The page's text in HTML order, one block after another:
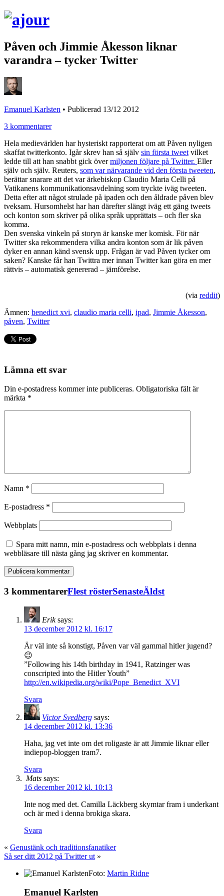
Påven och Jimmie Åkesson liknar
varandra – tycker Twitter
Emanuel Karlsten • Publicerad 13/12 2012
3 kommentarer
Hela medievärlden har hysteriskt rapporterat om att Påven nyligen
skaffat twitterkonto. Igår skrev han så själv sin första tweet vilket
ledde till att han snabbt gick övermiljonen följare på Twitter. Eller
själv och själv. Reuters, som var närvarande vid den första tweeten,
berättar snarare att det var ärkebiskop Claudio Maria Celli på
Vatikanens kommunikationsavdelning som tryckte iväg tweeten.
Detta efter att något strulade på ipaden och den åldrade påven blev
tveksam. Hursomhelst har han därefter slängt iväg ett gäng tweets
och konton som skriver på olika språk upprättats – och fler ska
komma.
Den svenska vinkeln på storyn är kanske mer komisk. För när
Twitter ska rekommendera vilka andra konton som är lik påven
dyker en annan känd svensk upp. Frågan är vad Påven tycker om
saken? Kanske får han Twittra mer innan Twitter kan göra en mer
rättvis – automatisk genererad – jämförelse.
(via reddit)
Ämnen: benedict xvi, claudio maria celli, ipad, Jimmie Åkesson,
påven, Twitter
Lämna ett svar
Din e-postadress kommer inte publiceras. Obligatoriska fält är
märkta *
Namn *
E-postadress *
Webbplats
Spara mitt namn, min e-postadress och webbplats i denna
webbläsare till nästa gång jag skriver en kommentar.
3 kommentarerFlest rösterSenasteÄldst
Erik says:
13 december 2012 kl. 16:17
Är väl inte så konstigt, Påven var väl gammal hitler jugend?
😉
”Following his 14th birthday in 1941, Ratzinger was
conscripted into the Hitler Youth”
http://en.wikipedia.org/wiki/Pope_Benedict_XVI
Svara
Victor Svedberg says:
14 december 2012 kl. 13:36
Haha, jag vet inte om det roligaste är att Jimmie liknar eller
indiepop-bloggen tram7.
Svara
Mats says:
16 december 2012 kl. 10:13
Inte nog med det. Camilla Läckberg skymtar fram i underkant
och är med i denna brokiga skara.
Svara
« Genustänk och traditionsfanatiker
Så ser ditt 2012 på Twitter ut »
Foto: Martin Ridne
Emanuel Karlsten